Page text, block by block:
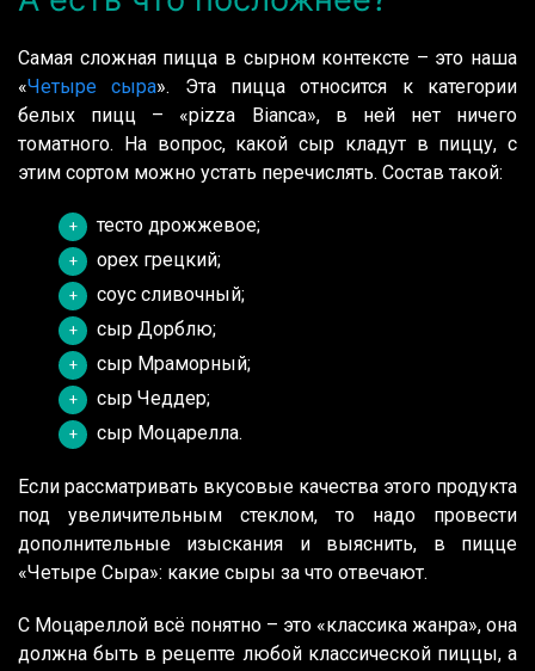
Самая сложная пицца в сырном контексте – это наша
«Четыре сыра». Эта пицца относится к категории
белых пицц – «pizza Bianca», в ней нет ничего
томатного. На вопрос, какой сыр кладут в пиццу, с
этим сортом можно устать перечислять. Состав такой:
тесто дрожжевое;
орех грецкий;
соус сливочный;
сыр Дорблю;
сыр Мраморный;
сыр Чеддер;
сыр Моцарелла.
Если рассматривать вкусовые качества этого продукта
под увеличительным стеклом, то надо провести
дополнительные изыскания и выяснить, в пицце
«Четыре Сыра»: какие сыры за что отвечают.
С Моцареллой всё понятно – это «классика жанра», она
должна быть в рецепте любой классической пиццы, а